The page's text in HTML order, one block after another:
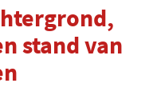
stand van